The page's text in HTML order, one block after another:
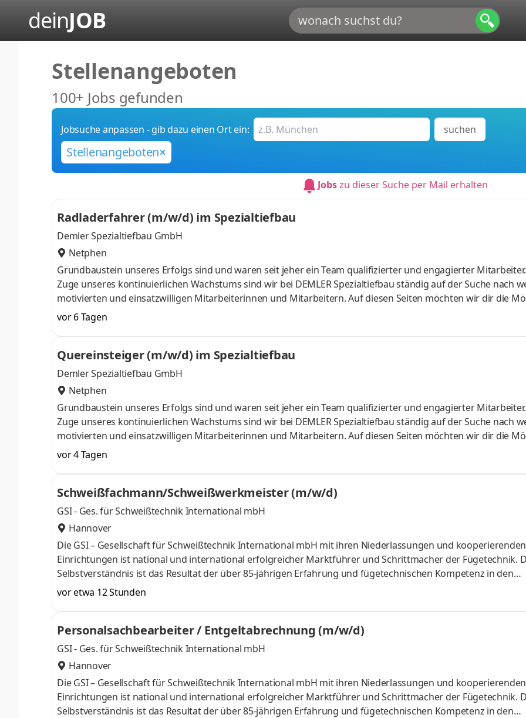
deinJOB
Stellenangeboten
100+ Jobs gefunden
Jobsuche anpassen - gib dazu einen Ort ein: suchen
Stellenangeboten
Jobszu dieser Suche per Mail erhalten
Radladerfahrer (m/w/d) im Spezialtiefbau
Demler Spezialtiefbau GmbH
Netphen
Grundbaustein unseres Erfolgs sind und waren seit jeher ein Team qualifizierter und engagierter
Zuge unseres kontinuierlichen Wachstums sind wir bei DEMLER Spezialtiefbau ständig auf der Suche nach
motivierten und einsatzwilligen Mitarbeiterinnen und Mitarbeitern. Auf diesen Seiten möchten wir dir die
geben, dich neben unseren aktuellen Stellenangeboten auch einmal über DEMLER als Arbeitgeber zu
weiteren Fragen kannst du dich natürlich jederzeit gerne an uns wenden. Aufgaben Von Netphen über
Berlin - eigenständig und motiviert arbeitest Du auf unseren Baustellen und unterstützt bei allen anfallenden
Tätigkeiten im Spezialtiefb
vor 6 Tagen
Quereinsteiger (m/w/d) im Spezialtiefbau
Demler Spezialtiefbau GmbH
Netphen
Grundbaustein unseres Erfolgs sind und waren seit jeher ein Team qualifizierter und engagierter
Zuge unseres kontinuierlichen Wachstums sind wir bei DEMLER Spezialtiefbau ständig auf der Suche nach
motivierten und einsatzwilligen Mitarbeiterinnen und Mitarbeitern. Auf diesen Seiten möchten wir dir die
geben, dich neben unseren aktuellen Stellenangeboten auch einmal über DEMLER als Arbeitgeber zu
weiteren Fragen kannst du dich natürlich jederzeit gerne an uns wenden. Aufgaben Ob gelernter Handwerker,
Anlagenbediener oder einfach jemand mit handwerklichem Geschick – bei uns bist Du richtig, wenn Du Lust
praktische Arbeit auf der Baustel
vor 4 Tagen
Schweißfachmann/Schweißwerkmeister (m/w/d)
GSI - Ges. für Schweißtechnik International mbH
Hannover
Die GSI – Gesellschaft für Schweißtechnik International mbH mit ihren Niederlassungen und kooperierenden
Einrichtungen ist national und international erfolgreicher Marktführer und Schrittmacher der Fügetechnik.
Selbstverständnis ist das Resultat der über 85-jährigen Erfahrung und fügetechnischen Kompetenz in den
Kernbereichen Aus- und Weiterbildung, Forschung und Entwicklung, Qualitätssicherung, Werkstofftechnik
Einzelpersonen, für Unternehmen aus Industrie und Handwerk sowie für Organisationen.Die wichtigste
der GSI ist die fachliche und so
vor etwa 12 Stunden
Personalsachbearbeiter / Entgeltabrechnung (m/w/d)
GSI - Ges. für Schweißtechnik International mbH
Hannover
Die GSI – Gesellschaft für Schweißtechnik International mbH mit ihren Niederlassungen und kooperierenden
Einrichtungen ist national und international erfolgreicher Marktführer und Schrittmacher der Fügetechnik.
Selbstverständnis ist das Resultat der über 85-jährigen Erfahrung und fügetechnischen Kompetenz in den